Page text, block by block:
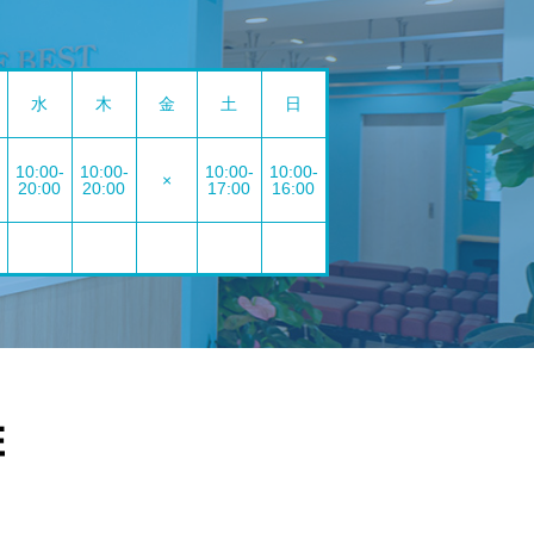
水 木 金 土 日
10:00-
20:00
10:00-
20:00
×
10:00-
17:00
10:00-
16:00